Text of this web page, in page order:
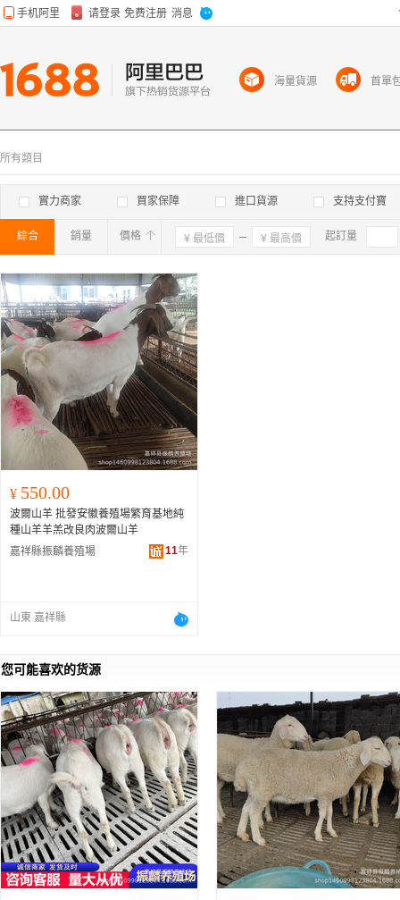
所有類目
實力商家 買家保障 進口貨源 支持支付寶
綜合 銷量 價格 確定 起訂量
¥ 550.00
波爾山羊 批發安徽養殖場繁育基地純
種山羊羊羔改良肉波爾山羊
嘉祥縣振麟養殖場
11年
山東 嘉祥縣
您可能喜欢的货源
海量貨源 首單